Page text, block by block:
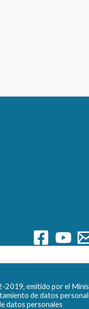
emitido por el
de datos
datos personales